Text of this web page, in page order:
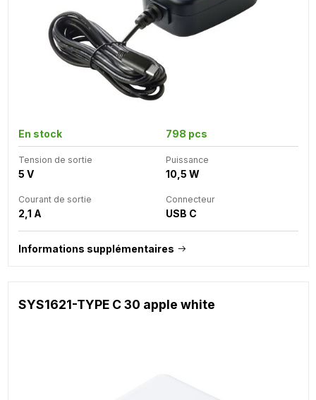
En stock 798 pcs
Tension de sortie
5 V
Puissance
10,5 W
Courant de sortie
2,1 A
Connecteur
USB C
Informations supplémentaires
SYS1621-TYPE C 30 apple white